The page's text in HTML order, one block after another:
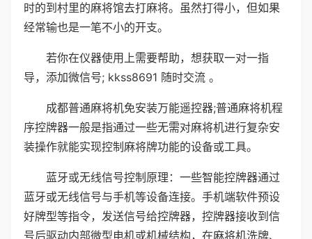
时的到村里的麻将馆去打麻将。虽然打得小，但如果
经常输也是一笔不小的开支。
若你在仪器使用上需要帮助，想获取一对一指
导，添加微信号; kkss8691 随时交流 。
成都普通麻将机免安装万能遥控器;普通麻将机程
序控牌器一般是指通过一些无需对麻将机进行复杂安
装操作就能实现控制麻将牌功能的设备或工具。
蓝牙或无线信号控制原理：一些智能控牌器通过
蓝牙或无线信号与手机等设备连接。手机端软件预设
好牌型等指令，发送信号给控牌器，控牌器接收到信
号后驱动内部微型电机或机械结构，在麻将机洗牌、